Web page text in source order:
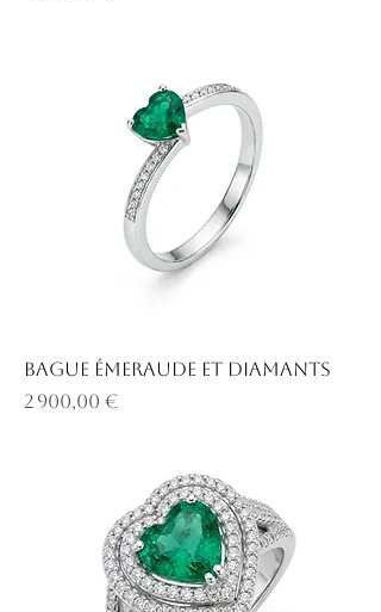
Bague émeraude et diamants
Prix
2 900,00 €